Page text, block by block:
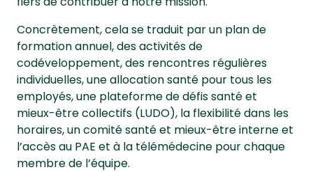
Concrètement, cela se traduit par un plan de
formation annuel, des activités de
codéveloppement, des rencontres régulières
individuelles, une allocation santé pour tous les
employés, une plateforme de défis santé et
mieux-être collectifs (LUDO), la flexibilité dans les
horaires, un comité santé et mieux-être interne et
l’accès au PAE et à la télémédecine pour chaque
membre de l’équipe.